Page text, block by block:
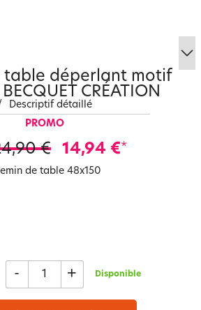
table déperlant motif
CRÉATION
Descriptif détaillé
PROMO
€ 14,94 €*
de table 48x150
- + Disponible